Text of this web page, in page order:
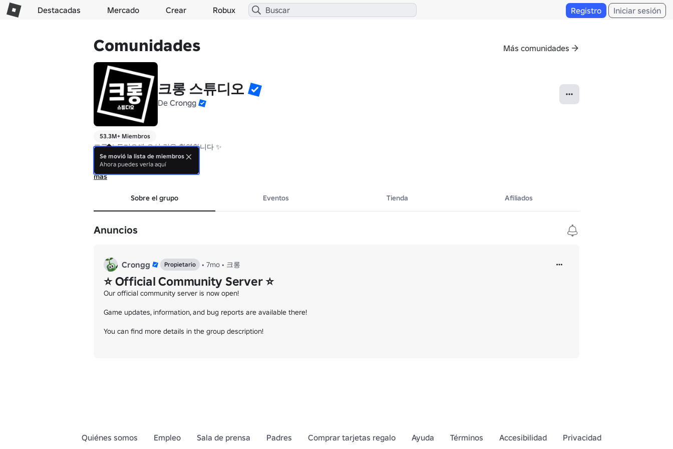
Destacadas Mercado Crear Robux Registro Iniciar sesión
Comunidades Más comunidades
크롱 스튜디오
De Crongg
53.3M+ Miembros
크롱 스튜디오에 오신 것을 환영합니다 ✨
Welcome to Crongg Studio ✨
아래에서 다양한 타워들을 플레이 해보세요 ⬇️
más
Sobre el grupo Eventos Tienda Afiliados
Anuncios
Crongg Propietario • 7mo • 크롱
⭐ Official Community Server ⭐
Our official community server is now open!
Game updates, information, and bug reports are available there!
You can find more details in the group description!
Quiénes somos Empleo Sala de prensa Padres Comprar tarjetas regalo Ayuda Términos Accesibilidad Privacidad
Se movió la lista de miembros
Ahora puedes verla aquí